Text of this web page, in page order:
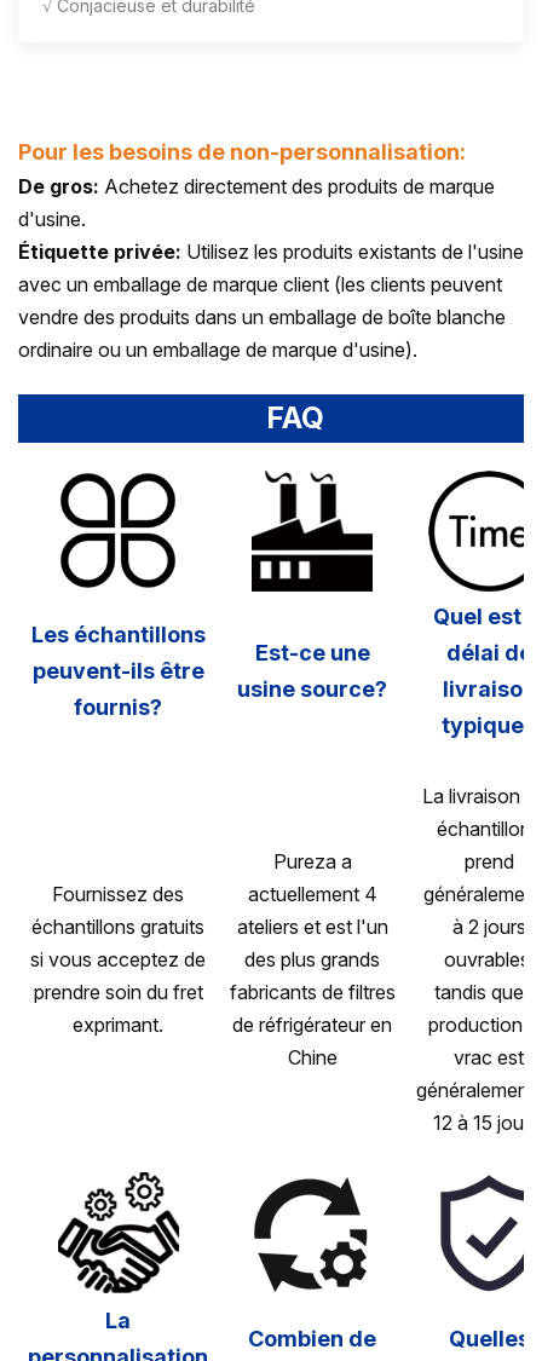
√ Conjacieuse et durabilité
Pour les besoins de non-personnalisation:
De gros: Achetez directement des produits de marque
d'usine.
Étiquette privée: Utilisez les produits existants de l'usine
avec un emballage de marque client (les clients peuvent
vendre des produits dans un emballage de boîte blanche
ordinaire ou un emballage de marque d'usine).
FAQ
Les échantillons
peuvent-ils être
fournis?
Est-ce une
usine source?
Quel est
délai de
livraison
typique?
Fournissez des
échantillons gratuits
si vous acceptez de
prendre soin du fret
exprimant.
Pureza a
actuellement 4
ateliers et est l'un
des plus grands
fabricants de filtres
de réfrigérateur en
Chine
La livraison
échantillons
prend
à 2 jours
ouvrables,
tandis que la
production
vrac est
généralement
12 à 15
La
Combien de Quelles